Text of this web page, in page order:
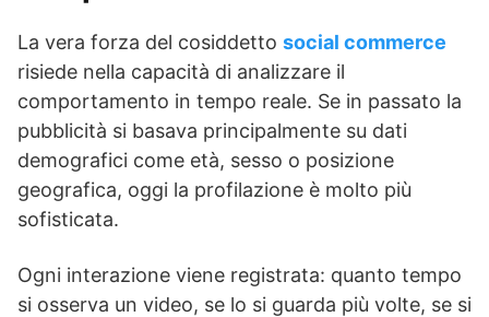
La vera forza del cosiddetto social commerce
risiede nella capacità di analizzare il
comportamento in tempo reale. Se in passato la
pubblicità si basava principalmente su dati
demografici come età, sesso o posizione
geografica, oggi la profilazione è molto più
sofisticata.
Ogni interazione viene registrata: quanto tempo
si osserva un video, se lo si guarda più volte, se si